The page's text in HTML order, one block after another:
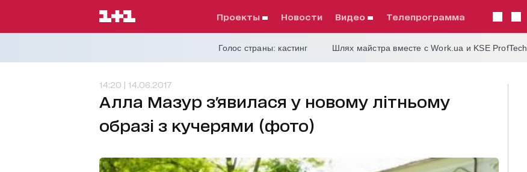
проекты Новости видео телепрограмма
Голос страны: кастинг Шлях майстра вместе с Work.ua и KSE ProfTech
14:20 | 14.06.2017
Алла Мазур з'явилася у новому літньому
образі з кучерями (фото)